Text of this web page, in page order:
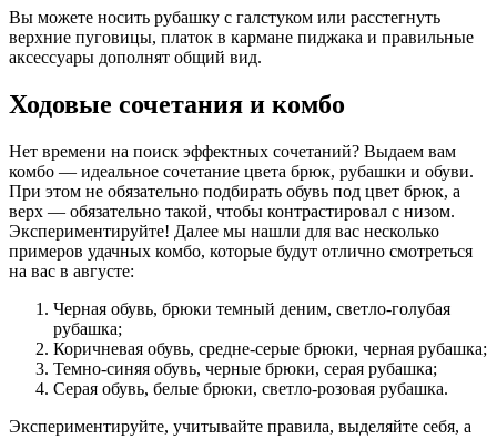
Вы можете носить рубашку с галстуком или расстегнуть
верхние пуговицы, платок в кармане пиджака и правильные
аксессуары дополнят общий вид.
Ходовые сочетания и комбо
Нет времени на поиск эффектных сочетаний? Выдаем вам
комбо — идеальное сочетание цвета брюк, рубашки и обуви.
При этом не обязательно подбирать обувь под цвет брюк, а
верх — обязательно такой, чтобы контрастировал с низом.
Экспериментируйте! Далее мы нашли для вас несколько
примеров удачных комбо, которые будут отлично смотреться
на вас в августе:
Черная обувь, брюки темный деним, светло-голубая
рубашка;
Коричневая обувь, средне-серые брюки, черная рубашка;
Темно-синяя обувь, черные брюки, серая рубашка;
Серая обувь, белые брюки, светло-розовая рубашка.
Экспериментируйте, учитывайте правила, выделяйте себя, а